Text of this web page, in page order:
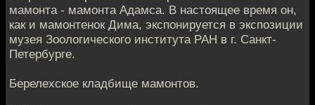
мамонта - мамонта Адамса. В настоящее время он,
как и мамонтенок Дима, экспонируется в экспозиции
музея Зоологического института РАН в г. Санкт-
Петербурге.
Берелехское кладбище мамонтов.